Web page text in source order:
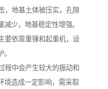
，地基土体被压实，孔隙
减少，地基稳定性增强。
要依靠重锤和起重机，设
程中会产生较大的振动和
境造成一定影响，需采取